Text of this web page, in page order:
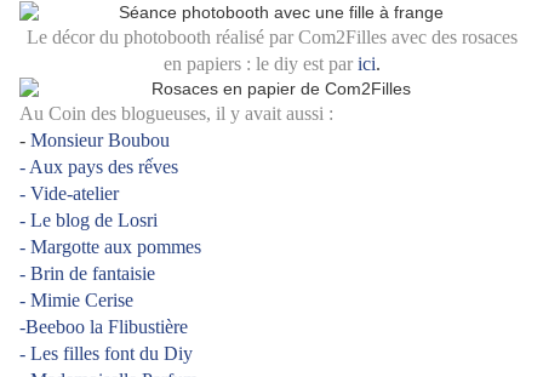
Le décor du photobooth réalisé par Com2Filles avec des rosaces
en papiers : le diy est par ici.
Au Coin des blogueuses, il y avait aussi :
- Monsieur Boubou
- Aux pays des rếves
- Vide-atelier
- Le blog de Losri
- Margotte aux pommes
- Brin de fantaisie
- Mimie Cerise
-Beeboo la Flibustière
- Les filles font du Diy